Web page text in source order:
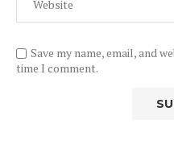
Save my name, email, and
time I comment.